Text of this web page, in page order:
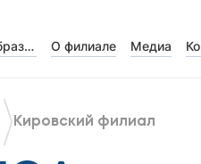
Сведения об образовательной организации О филиале Медиа
Кировский филиал
образовательной